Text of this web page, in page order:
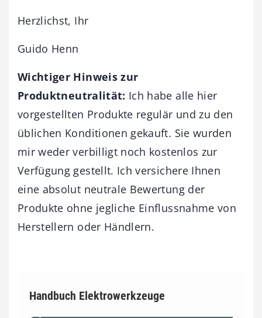
Herzlichst, Ihr
Guido Henn
Wichtiger Hinweis zur
Produktneutralität: Ich habe alle hier
vorgestellten Produkte regulär und zu den
üblichen Konditionen gekauft. Sie wurden
mir weder verbilligt noch kostenlos zur
Verfügung gestellt. Ich versichere Ihnen
eine absolut neutrale Bewertung der
Produkte ohne jegliche Einflussnahme von
Herstellern oder Händlern.
Handbuch Elektrowerkzeuge